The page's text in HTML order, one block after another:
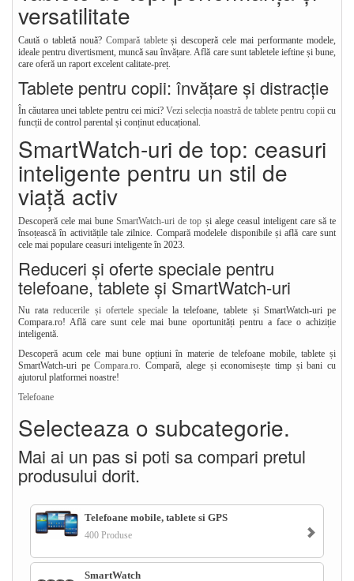
versatilitate
Caută o tabletă nouă? Compară tableteși descoperă cele mai performante modele,
ideale pentru divertisment, muncă sau învățare. Află care sunt tabletele ieftine și bune,
care oferă un raport excelent calitate-preț.
Tablete pentru copii: învățare și distracție
În căutarea unei tablete pentru cei mici? Vezi selecția noastră de tablete pentru copii cu
funcții de control parental și conținut educațional.
SmartWatch-uri de top: ceasuri
inteligente pentru un stil de
viață activ
Descoperă cele mai buneSmartWatch-uri de top și alege ceasul inteligent care să te
însoțească în activitățile tale zilnice. Compară modelele disponibile și află care sunt
cele mai populare ceasuri inteligente în 2023.
Reduceri și oferte speciale pentru
telefoane, tablete și SmartWatch-uri
Nu ratareducerile și ofertele specialela telefoane, tablete și SmartWatch-uri pe
Compara.ro! Află care sunt cele mai bune oportunități pentru a face o achiziție
inteligentă.
Descoperă acum cele mai bune opțiuni în materie de telefoane mobile, tablete și
SmartWatch-uri peCompara.ro. Compară, alege și economisește timp și bani cu
ajutorul platformei noastre!
Telefoane
Selecteaza o subcategorie.
Mai ai un pas si poti sa compari pretul
produsului dorit.
Telefoane mobile, tablete si GPS
400 Produse
SmartWatch